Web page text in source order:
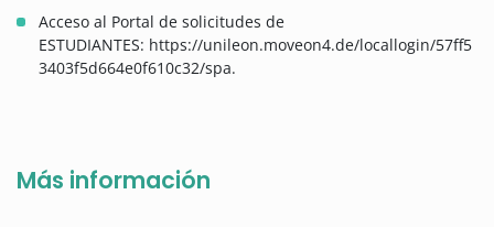
Acceso al Portal de solicitudes de
ESTUDIANTES: https://unileon.moveon4.de/locallogin/57ff5
3403f5d664e0f610c32/spa.
Más información